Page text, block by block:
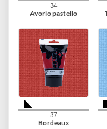
Oro scuro